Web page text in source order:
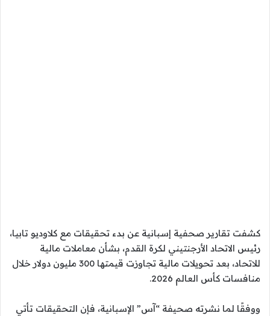
كشفت تقارير صحفية إسبانية عن بدء تحقيقات مع كلاوديو تابيا،
رئيس الاتحاد الأرجنتيني لكرة القدم، بشأن معاملات مالية
للاتحاد، بعد تحويلات مالية تجاوزت قيمتها 300 مليون دولار خلال
منافسات كأس العالم 2026.
ووفقًا لما نشرته صحيفة “آس” الإسبانية، فإن التحقيقات تأتي